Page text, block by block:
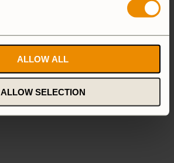
ALLOW ALL
ALLOW SELECTION